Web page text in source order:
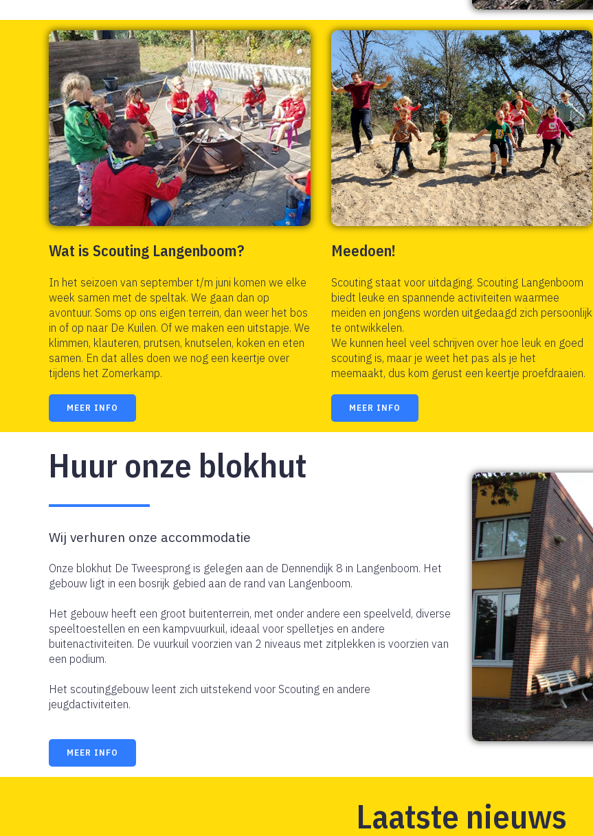
Wat is Scouting Langenboom?
In het seizoen van september t/m juni komen we elke
week samen met de speltak. We gaan dan op
avontuur. Soms op ons eigen terrein, dan weer het bos
in of op naar De Kuilen. Of we maken een uitstapje. We
klimmen, klauteren, prutsen, knutselen, koken en eten
samen. En dat alles doen we nog een keertje over
tijdens het Zomerkamp.
MEER INFO
Meedoen!
Scouting staat voor uitdaging. Scouting Langenboom
biedt leuke en spannende activiteiten waarmee
meiden en jongens worden uitgedaagd zich persoonlijk
te ontwikkelen.
We kunnen heel veel schrijven over hoe leuk en goed
scouting is, maar je weet het pas als je het
meemaakt, dus kom gerust een keertje proefdraaien.
MEER INFO
Huur onze blokhut
Wij verhuren onze accommodatie
Onze blokhut De Tweesprong is gelegen aan de Dennendijk 8 in Langenboom. Het
gebouw ligt in een bosrijk gebied aan de rand van Langenboom.
Het gebouw heeft een groot buitenterrein, met onder andere een speelveld, diverse
speeltoestellen en een kampvuurkuil, ideaal voor spelletjes en andere
buitenactiviteiten. De vuurkuil voorzien van 2 niveaus met zitplekken is voorzien van
een podium.
Het scoutinggebouw leent zich uitstekend voor Scouting en andere
jeugdactiviteiten.
MEER INFO
Laatste nieuws